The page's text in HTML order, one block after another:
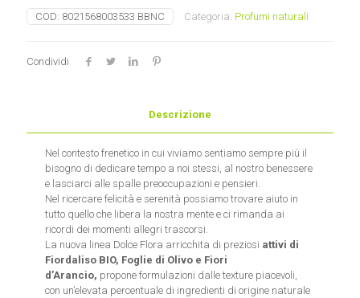
de
parfum
COD: 8021568003533 BBNC Categoria: Profumi naturali
Condividi
Descrizione
Nel contesto frenetico in cui viviamo sentiamo sempre più il
bisogno di dedicare tempo a noi stessi, al nostro benessere
e lasciarci alle spalle preoccupazioni e pensieri.
Nel ricercare felicità e serenità possiamo trovare aiuto in
tutto quello che libera la nostra mente e ci rimanda ai
ricordi dei momenti allegri trascorsi.
La nuova linea Dolce Flora arricchita di preziosi attivi di
Fiordaliso BIO, Foglie di Olivo e Fiori
d’Arancio, propone formulazioni dalle texture piacevoli,
con un’elevata percentuale di ingredienti di origine naturale